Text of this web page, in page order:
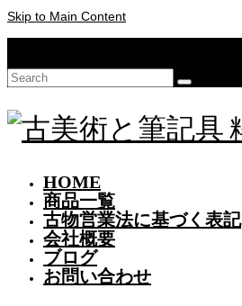
Skip to Main Content
Search
HOME
商品一覧
古物営業法に基づく表記
会社概要
ブログ
お問い合わせ